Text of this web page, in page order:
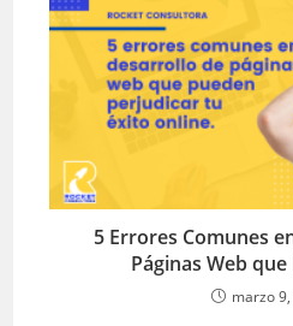
5 Errores Comunes
Páginas Web
marzo